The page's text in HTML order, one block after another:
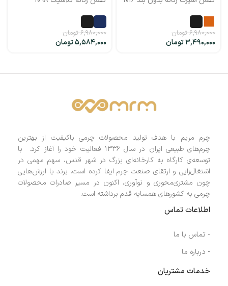
۶,۹۸۰,۰۰۰ تومان
۳,۴۹۰,۰۰۰تومان
۶,۹۸۰,۰۰۰ تومان
۵,۵۸۴,۰۰۰تومان
چرم مریم با هدف تولید محصولات چرمی باکیفیت از بهترین
چرم‌های طبیعی ایران در سال ۱۳۳۶ فعالیت خود را آغاز کرد. با
توسعه‌ی کارگاه به کارخانه‌ای بزرگ در شهر قدس، سهم مهمی در
اشتغال‌زایی و ارتقای صنعت چرم ایفا کرده است. برند با ارزش‌هایی
چون مشتری‌محوری و نوآوری، اکنون در مسیر صادرات محصولات
چرمی به کشورهای همسایه قدم برداشته است.
اطلاعات تماس
- تماس با ما
- درباره ما
خدمات مشتریان